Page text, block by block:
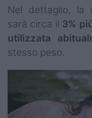
Nel dettaglio, la
sarà circa il 3%
utilizzata
stesso peso.